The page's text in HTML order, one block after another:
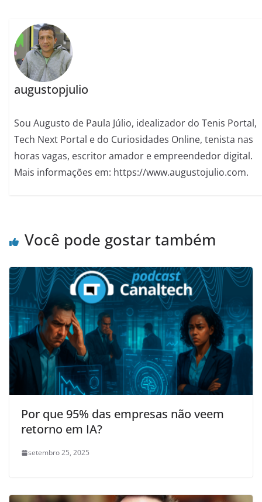
augustopjulio
Sou Augusto de Paula Júlio, idealizador do Tenis Portal,
Tech Next Portal e do Curiosidades Online, tenista nas
horas vagas, escritor amador e empreendedor digital.
Mais informações em: https://www.augustojulio.com.
Você pode gostar também
Por que 95% das empresas não veem
retorno em IA?
setembro 25, 2025